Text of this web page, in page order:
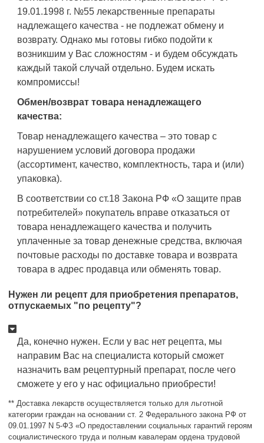
19.01.1998 г. №55 лекарственные препараты
надлежащего качества - не подлежат обмену и
возврату. Однако мы готовы гибко подойти к
возникшим у Вас сложностям - и будем обсуждать
каждый такой случай отдельно. Будем искать
компромиссы!
Обмен/возврат товара ненадлежащего
качества:
Товар ненадлежащего качества – это товар с
нарушением условий договора продажи
(ассортимент, качество, комплектность, тара и (или)
упаковка).
В соответствии со ст.18 Закона РФ «О защите прав
потребителей» покупатель вправе отказаться от
товара ненадлежащего качества и получить
уплаченные за товар денежные средства, включая
почтовые расходы по доставке товара и возврата
товара в адрес продавца или обменять товар.
Нужен ли рецепт для приобретения препаратов,
отпускаемых "по рецепту"?
Да, конечно нужен. Если у вас нет рецепта, мы
направим Вас на специалиста который сможет
назначить вам рецептурный препарат, после чего
сможете у его у нас официально приобрести!
** Доставка лекарств осуществляется только для льготной
категории граждан на основании ст. 2 Федерального закона РФ от
09.01.1997 N 5-ФЗ «О предоставлении социальных гарантий героям
социалистического труда и полным кавалерам ордена трудовой